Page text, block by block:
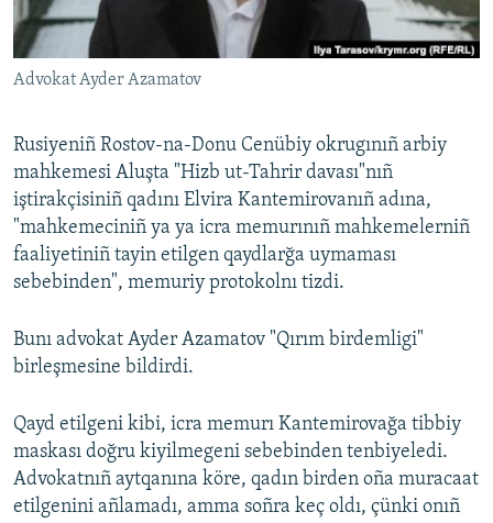
Українською
QOŞULIÑIZ!
RFE/RS bütün saytları
Advokat Ayder Azamatov
Rusiyeniñ Rostov-na-Donu Cenübiy okrugınıñ arbiy
mahkemesi Aluşta "Hizb ut-Tahrir davası"nıñ
iştirakçisiniñ qadını Elvira Kantemirovanıñ adına,
"mahkemeciniñ ya ya icra memurınıñ mahkemelerniñ
faaliyetiniñ tayin etilgen qaydlarğa uymaması
sebebinden", memuriy protokolnı tizdi.
Bunı advokat Ayder Azamatov "Qırım birdemligi"
birleşmesine bildirdi.
Qayd etilgeni kibi, icra memurı Kantemirovağa tibbiy
maskası doğru kiyilmegeni sebebinden tenbiyeledi.
Advokatnıñ aytqanına köre, qadın birden oña muracaat
etilgenini añlamadı, amma soñra keç oldı, çünki onıñ